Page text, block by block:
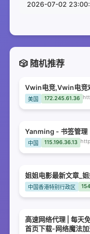
2026-07-02
🎲 随机推荐
Vwin电竞,Vwin电竞
美国 172.245.61.36
Yanming - 书签管理
中国 115.196.36.13
姐姐电影最新文章_
中国香港特别行政区
高速网络代理 | 每天
首页下载-网络魔法